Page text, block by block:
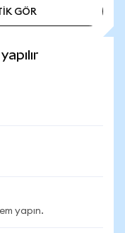
GÖR
yapın.